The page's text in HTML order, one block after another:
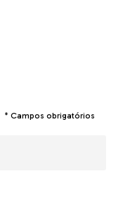
* Campos obrigatórios